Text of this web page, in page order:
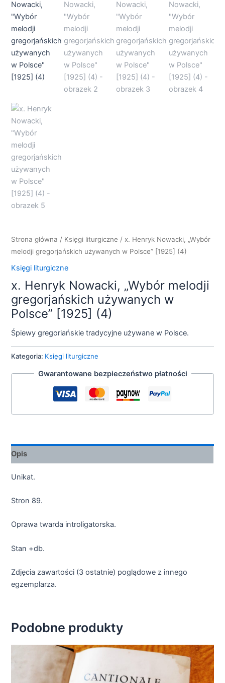
Strona główna / Księgi liturgiczne / x. Henryk Nowacki, „Wybór
melodji gregorjańskich używanych w Polsce” [1925] (4)
Księgi liturgiczne
x. Henryk Nowacki, „Wybór melodji
gregorjańskich używanych w
Polsce” [1925] (4)
Śpiewy gregoriańskie tradycyjne używane w Polsce.
Kategoria: Księgi liturgiczne
Gwarantowane bezpieczeństwo płatności
Opis
Unikat.
Stron 89.
Oprawa twarda introligatorska.
Stan +db.
Zdjęcia zawartości (3 ostatnie) poglądowe z innego
egzemplarza.
Podobne produkty